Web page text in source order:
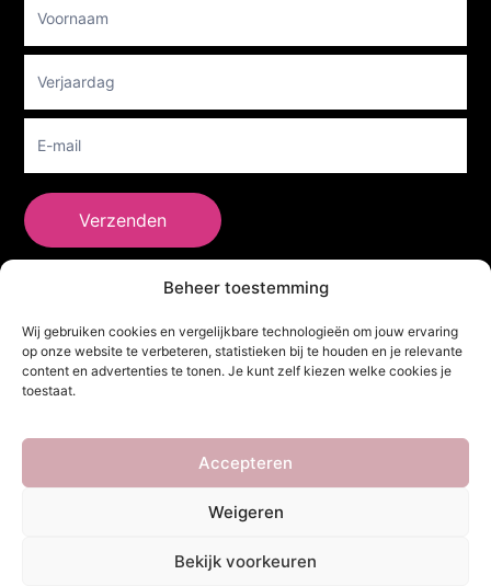
Beheer toestemming
Wij gebruiken cookies en vergelijkbare technologieën om jouw ervaring
op onze website te verbeteren, statistieken bij te houden en je relevante
content en advertenties te tonen. Je kunt zelf kiezen welke cookies je
toestaat.
Accepteren
Weigeren
Bekijk voorkeuren
Newsletter
Verzenden
Adres
. Alle rechten voorbehouden. Powered by
Webdesigner &YHDS